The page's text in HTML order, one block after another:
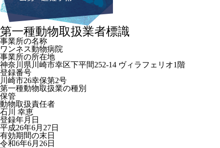
第一種動物取扱業者標識
事業所の名称
ワンネス動物病院
事業所の所在地
神奈川県川崎市幸区下平間252-14 ヴィラフェリオ1階
登録番号
川崎市26幸保第2号
第一種動物取扱業の種別
保管
動物取扱責任者
石川 幸恵
登録年月日
平成26年6月27日
有効期間の末日
令和6年6月26日